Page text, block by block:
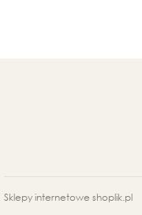
Sklepy internetowe shoplik.pl